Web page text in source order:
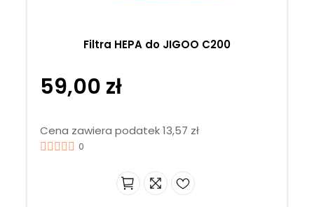
Filtra HEPA do JIGOO C200
59,00 zł
Cena zawiera podatek 13,57 zł
0